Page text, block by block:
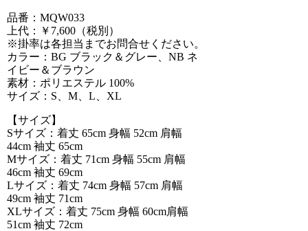
品番：MQW033
上代：￥7,600（税別）
※掛率は各担当までお問合せください。
カラー：BG ブラック＆グレー、NB ネ
イビー＆ブラウン
素材：ポリエステル 100%
サイズ：S、M、L、XL
【サイズ】
Sサイズ：着丈 65cm 身幅 52cm 肩幅
44cm 袖丈 65cm
Mサイズ：着丈 71cm 身幅 55cm 肩幅
46cm 袖丈 69cm
Lサイズ：着丈 74cm 身幅 57cm 肩幅
49cm 袖丈 71cm
XLサイズ：着丈 75cm 身幅 60cm肩幅
51cm 袖丈 72cm